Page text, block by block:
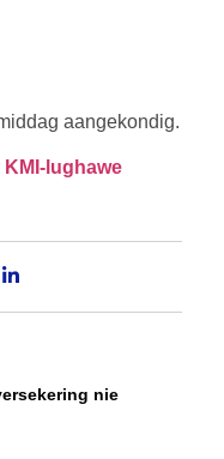
aangekondig.
lughawe
nie